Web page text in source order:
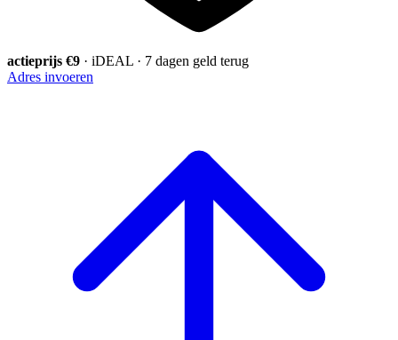
actieprijs €9 · iDEAL · 7 dagen geld terug
Adres invoeren